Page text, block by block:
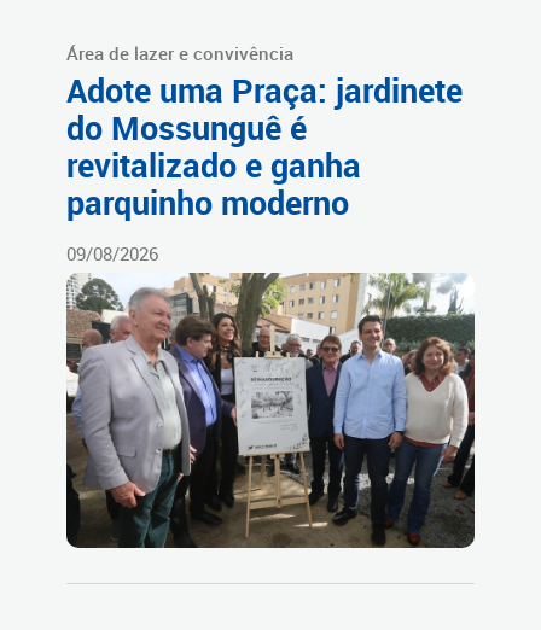
Área de lazer e convivência
Adote uma Praça: jardinete
do Mossunguê é
revitalizado e ganha
parquinho moderno
09/08/2026